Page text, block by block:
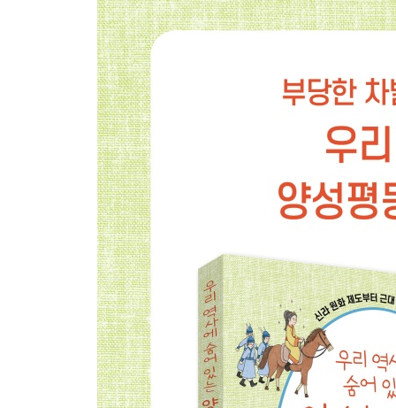
4장 가족 평등의 씨앗, 고려의 호적 제도
가족이 생길 거야!
역사 속으로 | 남녀 동등한 호주 등록 - 고려의 호적
지금 우리는 | 부성 우선주의 원칙의 한계
세계는 지금 | 성씨 선택이 자유로운 나라
5장 평등한 결혼 문화의 씨앗, 고려의 혼인 제도
부모님은 내가 모실래요!
역사 속으로 | 구분 없는 부모 부양 - 고려의 남귀여
지금 우리는 | 간소화된 현대의 결혼 문화
세계는 지금 | 핀란드의 자유로운 결혼 문화
6장 공평한 재산 상속의 씨앗, 고려의 분재기
아들딸 구분 없이 나누어라!
역사 속으로 | 공평한 재산 분배 - 고려의 분재기
지금 우리는 | 자녀에게 똑같이 상속하라는 민법
세계는 지금 | 양성평등한 재산 분배를 위한 노력